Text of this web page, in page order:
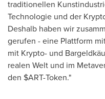
traditionellen
Technologie und der
Deshalb haben wir
gerufen - eine Plattform
mit Krypto- und
realen Welt und im
den $ART-Token."